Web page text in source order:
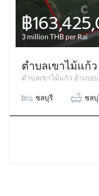
฿
3 million THB per Rai
ตำบลเขาไม้แก้
ตำบลเขาไม้แก้ว อำเภอ
ชลบุรี ชลบุ